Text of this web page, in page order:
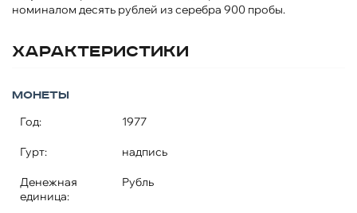
номиналом десять рублей из серебра 900 пробы.
Характеристики
Монеты
Год: 1977
Гурт: надпись
Денежная
единица:
Рубль